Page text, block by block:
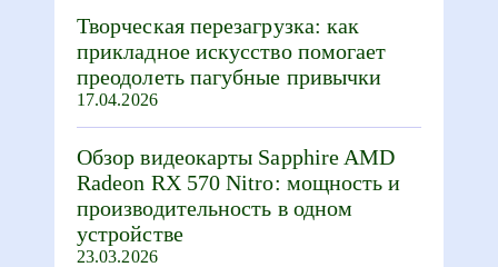
Творческая перезагрузка: как
прикладное искусство помогает
преодолеть пагубные привычки
17.04.2026
Обзор видеокарты Sapphire AMD
Radeon RX 570 Nitro: мощность и
производительность в одном
устройстве
23.03.2026